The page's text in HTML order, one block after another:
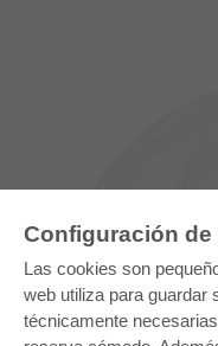
Configuración
Las cookies son
web utiliza para guardar
técnicamente